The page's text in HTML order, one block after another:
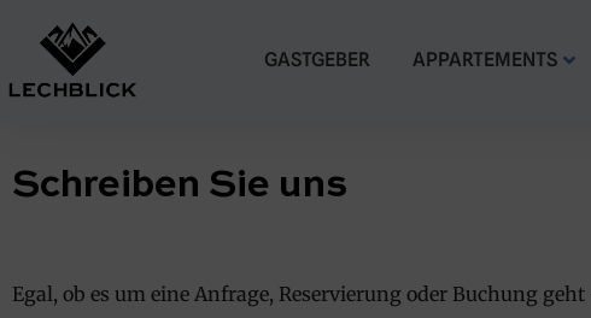
GASTGEBER APPARTEMENTS
Schreiben Sie uns
Egal, ob es um eine Anfrage, Reservierung oder Buchung